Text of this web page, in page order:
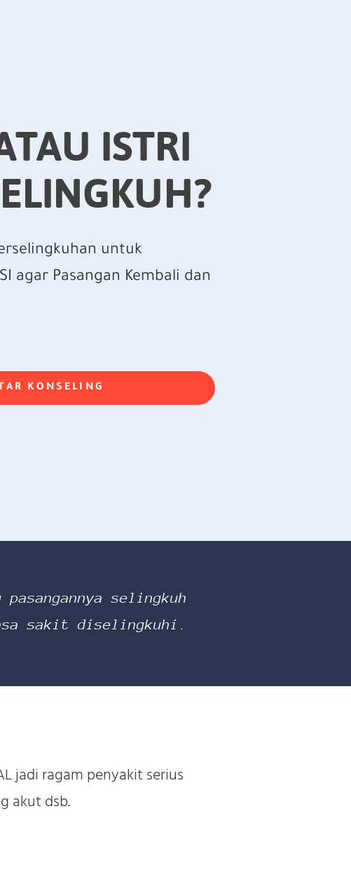
ISTRI
untuk
agar Pasangan Kembali dan
KONSELING
selingkuh
sakit diselingkuhi.
jadi ragam penyakit serius
akut dsb.